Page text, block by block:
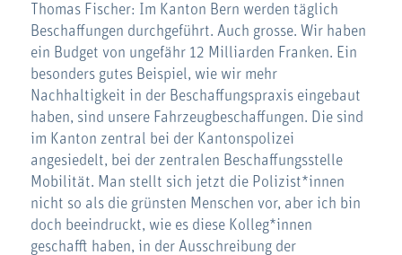
Thomas Fischer: Im Kanton Bern werden täglich
Beschaffungen durchgeführt. Auch grosse. Wir haben
ein Budget von ungefähr 12 Milliarden Franken. Ein
besonders gutes Beispiel, wie wir mehr
Nachhaltigkeit in der Beschaffungspraxis eingebaut
haben, sind unsere Fahrzeugbeschaffungen. Die sind
im Kanton zentral bei der Kantonspolizei
angesiedelt, bei der zentralen Beschaffungsstelle
Mobilität. Man stellt sich jetzt die Polizist*innen
nicht so als die grünsten Menschen vor, aber ich bin
doch beeindruckt, wie es diese Kolleg*innen
geschafft haben, in der Ausschreibung der